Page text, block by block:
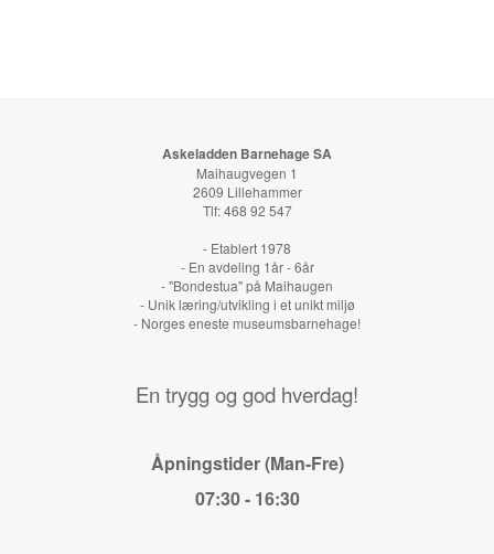
Askeladden Barnehage SA
Maihaugvegen 1
2609 Lillehammer
Tlf: 468 92 547
- Etablert 1978
- En avdeling 1år - 6år
- "Bondestua" på Maihaugen
- Unik læring/utvikling i et unikt miljø
- Norges eneste museumsbarnehage!
En trygg og god hverdag!
Åpningstider (Man-Fre)
07:30 - 16:30